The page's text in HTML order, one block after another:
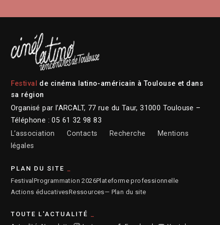
Festival
de cinéma latino-américain à Toulouse et dans
sa région
Organisé par l’ARCALT, 77 rue du Taur, 31000 Toulouse –
Téléphone : 05 61 32 98 83
L’association
Contacts Recherche
Mentions
légales
PLAN DU SITE
FestivalProgrammation 2026Plateforme professionnelle
Actions éducativesRessources— Plan du site
TOUTE L'ACTUALITÉ